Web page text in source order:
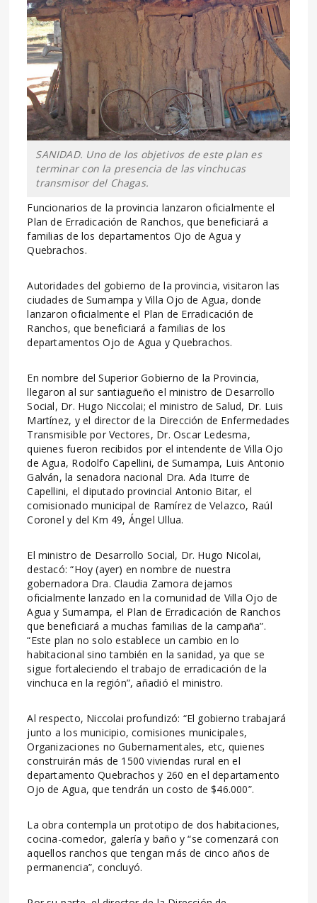
SANIDAD. Uno de los objetivos de este plan es
terminar con la presencia de las vinchucas
transmisor del Chagas.
Funcionarios de la provincia lanzaron oficialmente el
Plan de Erradicación de Ranchos, que beneficiará a
familias de los departamentos Ojo de Agua y
Quebrachos.
Autoridades del gobierno de la provincia, visitaron las
ciudades de Sumampa y Villa Ojo de Agua, donde
lanzaron oficialmente el Plan de Erradicación de
Ranchos, que beneficiará a familias de los
departamentos Ojo de Agua y Quebrachos.
En nombre del Superior Gobierno de la Provincia,
llegaron al sur santiagueño el ministro de Desarrollo
Social, Dr. Hugo Niccolai; el ministro de Salud, Dr. Luis
Martínez, y el director de la Dirección de Enfermedades
Transmisible por Vectores, Dr. Oscar Ledesma,
quienes fueron recibidos por el intendente de Villa Ojo
de Agua, Rodolfo Capellini, de Sumampa, Luis Antonio
Galván, la senadora nacional Dra. Ada Iturre de
Capellini, el diputado provincial Antonio Bitar, el
comisionado municipal de Ramírez de Velazco, Raúl
Coronel y del Km 49, Ángel Ullua.
El ministro de Desarrollo Social, Dr. Hugo Nicolai,
destacó: “Hoy (ayer) en nombre de nuestra
gobernadora Dra. Claudia Zamora dejamos
oficialmente lanzado en la comunidad de Villa Ojo de
Agua y Sumampa, el Plan de Erradicación de Ranchos
que beneficiará a muchas familias de la campaña”.
“Este plan no solo establece un cambio en lo
habitacional sino también en la sanidad, ya que se
sigue fortaleciendo el trabajo de erradicación de la
vinchuca en la región”, añadió el ministro.
Al respecto, Niccolai profundizó: “El gobierno trabajará
junto a los municipio, comisiones municipales,
Organizaciones no Gubernamentales, etc, quienes
construirán más de 1500 viviendas rural en el
departamento Quebrachos y 260 en el departamento
Ojo de Agua, que tendrán un costo de $46.000”.
La obra contempla un prototipo de dos habitaciones,
cocina-comedor, galería y baño y “se comenzará con
aquellos ranchos que tengan más de cinco años de
permanencia”, concluyó.